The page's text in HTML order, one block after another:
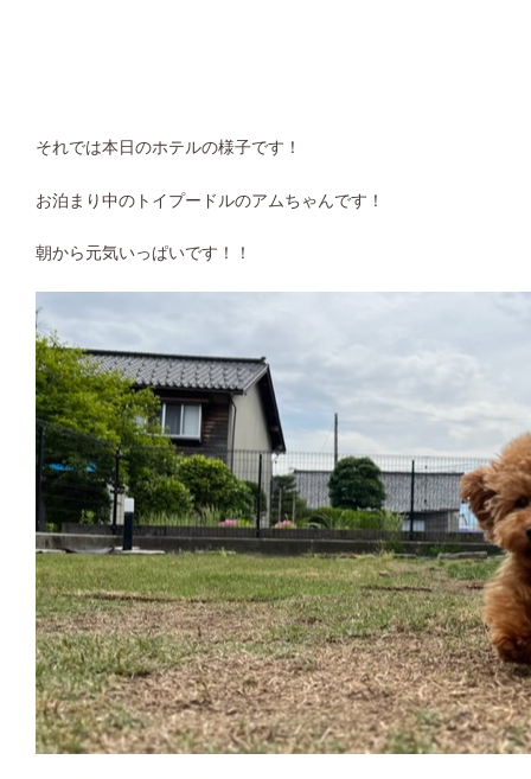
それでは本日のホテルの様子です！
お泊まり中のトイプードルのアムちゃんです！
朝から元気いっぱいです！！